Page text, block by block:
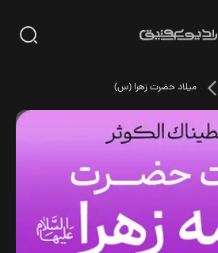
میلاد حضرت زهرا (س)